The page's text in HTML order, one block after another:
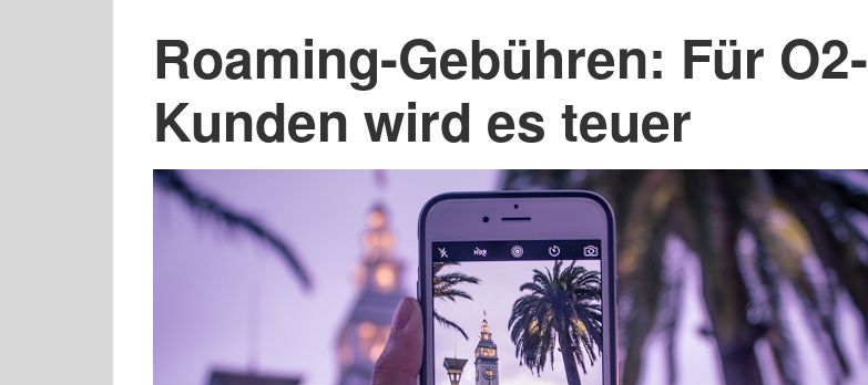
Roaming-Gebühren: Für O2-
Kunden wird es teuer